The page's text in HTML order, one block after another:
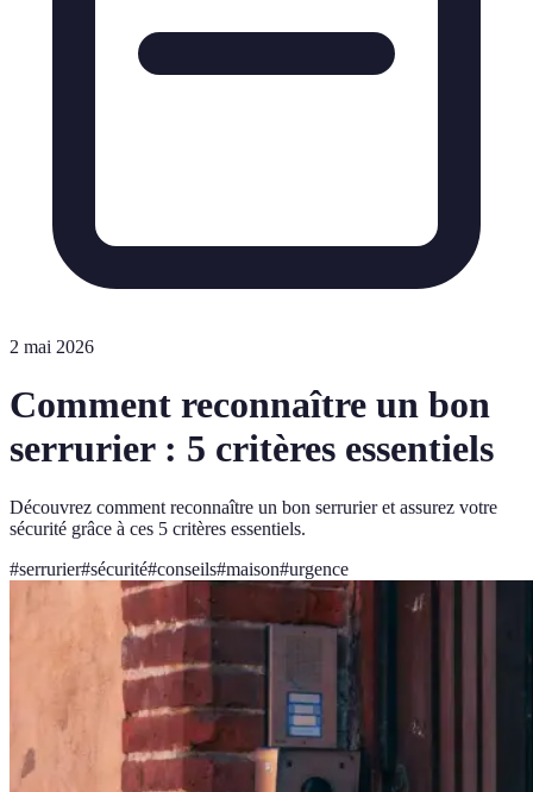
2 mai 2026
Comment reconnaître un bon
serrurier : 5 critères essentiels
Découvrez comment reconnaître un bon serrurier et assurez votre
sécurité grâce à ces 5 critères essentiels.
#serrurier#sécurité#conseils#maison#urgence